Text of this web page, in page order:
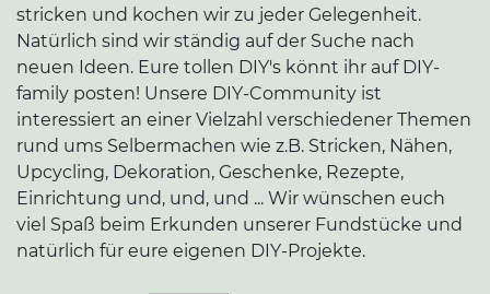
stricken und kochen wir zu jeder Gelegenheit.
Natürlich sind wir ständig auf der Suche nach
neuen Ideen. Eure tollen DIY's könnt ihr auf DIY-
family posten! Unsere DIY-Community ist
interessiert an einer Vielzahl verschiedener Themen
rund ums Selbermachen wie z.B. Stricken, Nähen,
Upcycling, Dekoration, Geschenke, Rezepte,
Einrichtung und, und, und ... Wir wünschen euch
viel Spaß beim Erkunden unserer Fundstücke und
natürlich für eure eigenen DIY-Projekte.